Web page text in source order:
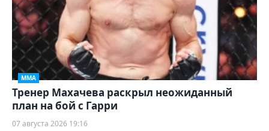
ММА
Тренер Махачева раскрыл неожиданный
план на бой с Гарри
07 августа 2026 19:16